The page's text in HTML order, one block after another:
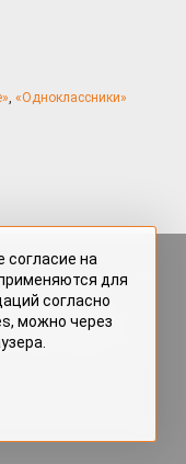
, «Одноклассники»
на портале
авторами
права. Полное или
на портале
согласия редакции
согласие на
для
согласно
можно через